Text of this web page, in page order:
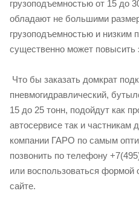
грузоподъемностью от 15 до
обладают не большими
грузоподъемностью и низким
существенно может повысить
Что бы заказать домкрат
пневмогидравлический,
15 до 25 тонн, подойдут как
автосервисе так и частникам
компании ГАРО по самым
позвонить по телефону
или воспользоваться формой
сайте.